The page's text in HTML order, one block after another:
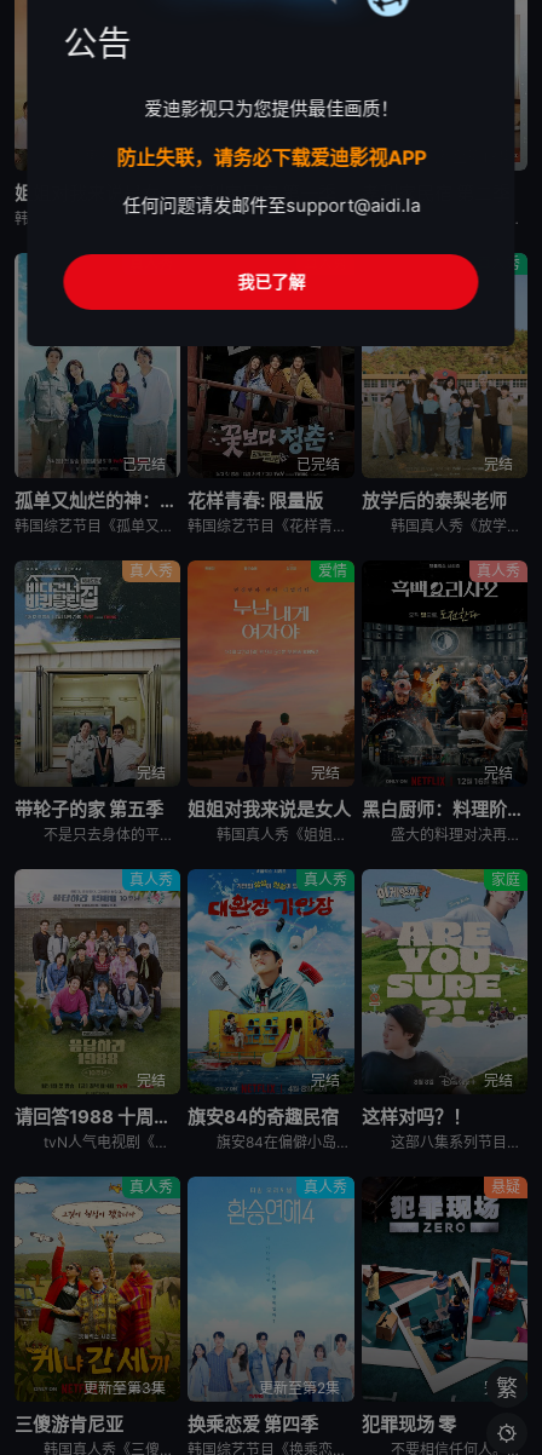
更新至第9集
姐姐对我来说是女人2
韩国综艺节目《姐姐对我来说是女人2》又名：Noona is a Woman to Me 2，讲述了：节目旨在开掘为了事业而度过激烈的时间还没有找到爱情的女性和在爱情面前相信年龄只是数字的男性之间的罗曼
已完结
孝利家民宿 第一季
韩国综艺节目《孝利家民宿 第一季》又名：孝利家的民宿,Hyori&#39;s Homestay,효리네민박，讲述了：《孝利家民宿》为韩国JTBC的综艺节目，由李孝利主持，节目背景为李孝利与丈夫李尚顺音
更新至第13集
韩国综艺节目《孝利家民宿 第二季》又名：효리네 민박2，讲述了：《孝利家民宿 第二季》继续讲述李尚顺、李孝利夫妇在自家民宿接待客人的故事，本季将展现冬季济州岛的美景，而民宿新职员林允儿和短期兼职生朴宝
已完结
孤单又灿烂的神：鬼怪十周年特辑
韩国综艺节目《孤单又灿烂的神：鬼怪十周年特辑》又名：鬼怪十周年特别篇,鬼怪十周年之旅(台),도깨비 10주년，讲述了：为纪念开播十周年，剧中主演睽违多年再度聚首，展开特別旅行，重访经典场景、回顾难忘台
已完结
花样青春: 限量版
韩国综艺节目《花样青春: 限量版》的妙趣在于突发旅行。突然告诉出演者去旅行的日程，出演者带着制作组原封不动地给的每人10万韩元经费，于2026年2月24日通过频道十五夜直播被绑架到旅行地。出演人员是郑
真人秀
完结
放学后的泰梨老师
韩国真人秀《放学后的泰梨老师》讲述的，是金泰梨成为某乡村小学的戏剧班老师，给学生们上戏剧课的节目。 成为充满热情的演技老师金泰梨和可爱学生们展开的特别旅程，将为观众带来纯真的笑容和感动。
真人秀
完结
带轮子的家 第五季
不是只去身体的平凡旅行， &nbsp; &nbsp; &nbsp; &nbsp; &nbsp; &nbsp; &nbsp; &nbsp; &nbsp; &nbsp; &nbsp; &nbsp; &
爱情
完结
姐姐对我来说是女人
韩国真人秀《姐姐对我来说是女人》讲述了，超越年龄差距这一现实的障碍，在爱情面前果敢坦率的姐弟恋男女们挑性真诚的恋爱细胞再生真人秀。
真人秀
完结
黑白厨师：料理阶级战争 第二季
盛大的料理对决再度展开，新一批“黑汤匙”厨师迎战实力坚强的“白汤匙”主厨。谁能在火热竞赛中脱颖而出？谁会黯然退场？
真人秀
完结
请回答1988 十周年MT
tvN人气电视剧《请回答1988》主演们为迎接10周年而出发的两天一夜旅行，大家聚在一起按照电视剧的主题，穿搭了符合1988年的时代发型和服装风格。
真人秀
完结
旗安84的奇趣民宿
旗安84在偏僻小岛上开设让人逃离烦嚣的另类民宿，由防弹少年团Jin和池艺恩带领客人进行有趣的冒险，过程中也少不了各种爆笑的突发状况。
家庭
完结
这样对吗？！
这部八集系列节目拍摄于2023年，在朴智旻和田柾国入伍韩国军队之前，它记录了两人前往三个标志性全球目的地的旅行：美国纽约州、韩国济州岛和日本札幌。 &nbsp; &nbsp; &nbsp; &nb
真人秀
更新至第3集
三傻游肯尼亚
韩国真人秀《三傻游肯尼亚》讲述了：李寿根、殷志源和曹圭贤在肯尼亚重聚，开启一段意想不到的旅行冒险之旅。在令人叹为观止的非洲荒野背景下，展现他们标志性的机智幽默、轻松打趣和深厚友谊。
真人秀
更新至第2集
换乘恋爱 第四季
韩国综艺节目《换乘恋爱 第四季》。
悬疑
完结
犯罪现场 零
不要相信任何人。任何人都有可能成为犯人。在6名玩家之间展开的异想天开的推理战争。超越韩国，将迎来吸引全球观众的传奇角色扮演推理综艺的新篇章。
繁

公告
爱迪影视只为您提供最佳画质！
防止失联，请务必下载爱迪影视APP
任何问题请发邮件至support@aidi.la
我已了解